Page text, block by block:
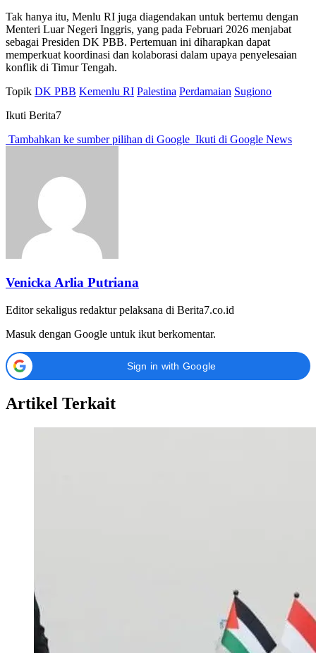
Tak hanya itu, Menlu RI juga diagendakan untuk bertemu dengan
Menteri Luar Negeri Inggris, yang pada Februari 2026 menjabat
sebagai Presiden DK PBB. Pertemuan ini diharapkan dapat
memperkuat koordinasi dan kolaborasi dalam upaya penyelesaian
konflik di Timur Tengah.
Topik DK PBB Kemenlu RI Palestina Perdamaian Sugiono
Ikuti Berita7
Tambahkan ke sumber pilihan di Google Ikuti di Google News
Venicka Arlia Putriana
Editor sekaligus redaktur pelaksana di Berita7.co.id
Masuk dengan Google untuk ikut berkomentar.
Sign in with Google
Artikel Terkait